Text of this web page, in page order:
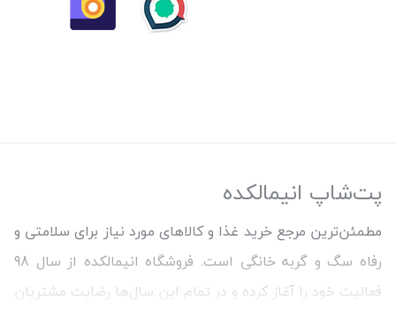
پت‌شاپ انیمالکده
مطمئن‌ترین مرجع خرید غذا و کالاهای مورد نیاز برای سلامتی و
رفاه سگ و گربه خانگی است. فروشگاه انیمالکده از سال 98
فعالیت خود را آغاز کرده و در تمام این سال‌ها رضایت مشتریان